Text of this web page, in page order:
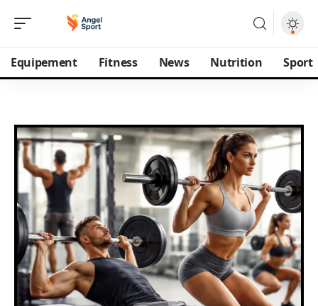
Equipement Fitness News Nutrition Sport